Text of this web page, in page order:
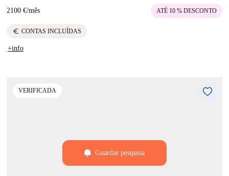
2100 €/mês ATÉ 10 % DESCONTO
euro CONTAS INCLUÍDAS
+info
VERIFICADA
Guardar pesquisa